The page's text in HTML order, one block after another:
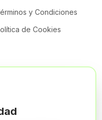
y Condiciones
de Cookies